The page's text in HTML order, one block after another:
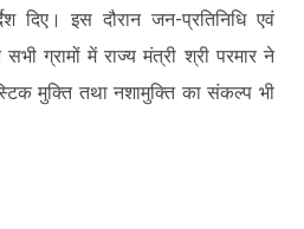
दिए। इस दौरान जन-प्रतिनिधि एवं
ग्रामों में राज्य मंत्री श्री परमार ने
मुक्ति तथा नशामुक्ति का संकल्प भी